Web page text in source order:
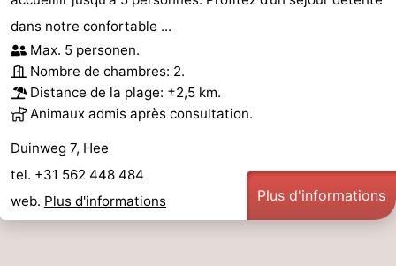
dans notre confortable ...
Max. 5 personen.
Nombre de chambres: 2.
Distance de la plage: ±2,5 km.
Animaux admis après consultation.
Duinweg 7, Hee
tel. +31 562 448 484
web. Plus d'informations Plus d'informations